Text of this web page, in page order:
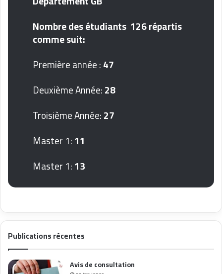
Nombre des étudiants 126 répartis
comme suit:
Première année :47
Deuxième Année:28
Troisième Année:27
Master 1:11
Master 1:13
Publications récentes
Avis de consultation